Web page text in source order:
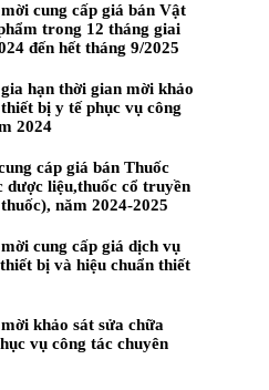
cung cấp giá bán Vật
trong 12 tháng giai
đến hết tháng 9/2025
hạn thời gian mời khảo
bị y tế phục vụ công
2024
cáp giá bán Thuốc
dược liệu,thuốc cổ truyền
năm 2024-2025
cung cấp giá dịch vụ
bị và hiệu chuẩn thiết
khảo sát sửa chữa
vụ công tác chuyên